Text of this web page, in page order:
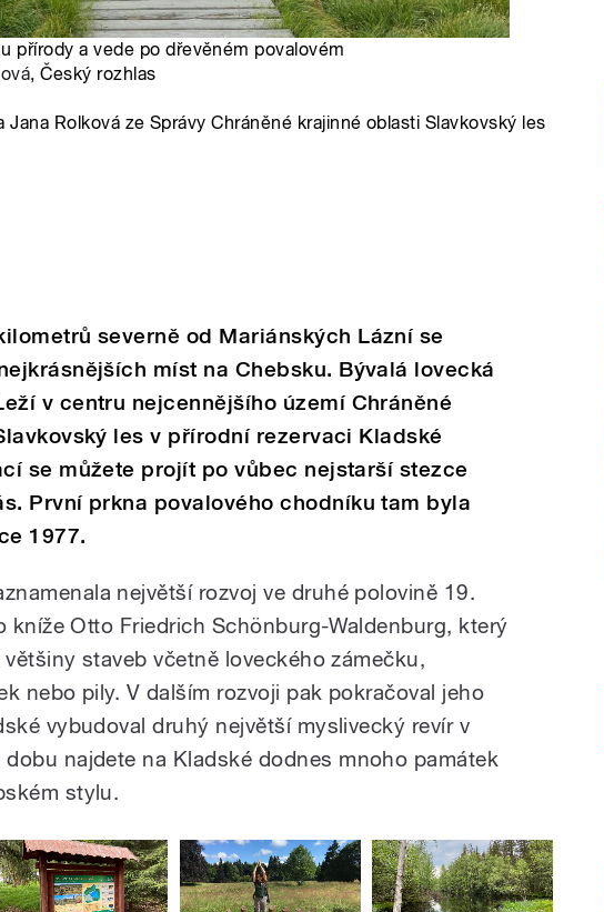
přírody a vede po dřevěném povalovém
, Český rozhlas
Rolková ze Správy Chráněné krajinné oblasti Slavkovský les
severně od Mariánských Lázní se
míst na Chebsku. Bývalá lovecká
v centru nejcennějšího území Chráněné
les v přírodní rezervaci Kladské
se můžete projít po vůbec nejstarší stezce
První prkna povalového chodníku tam byla
1977.
největší rozvoj ve druhé polovině 19.
kníže Otto Friedrich Schönburg-Waldenburg, který
staveb včetně loveckého zámečku,
nebo pily. V dalším rozvoji pak pokračoval jeho
vybudoval druhý největší myslivecký revír v
najdete na Kladské dodnes mnoho památek
stylu.